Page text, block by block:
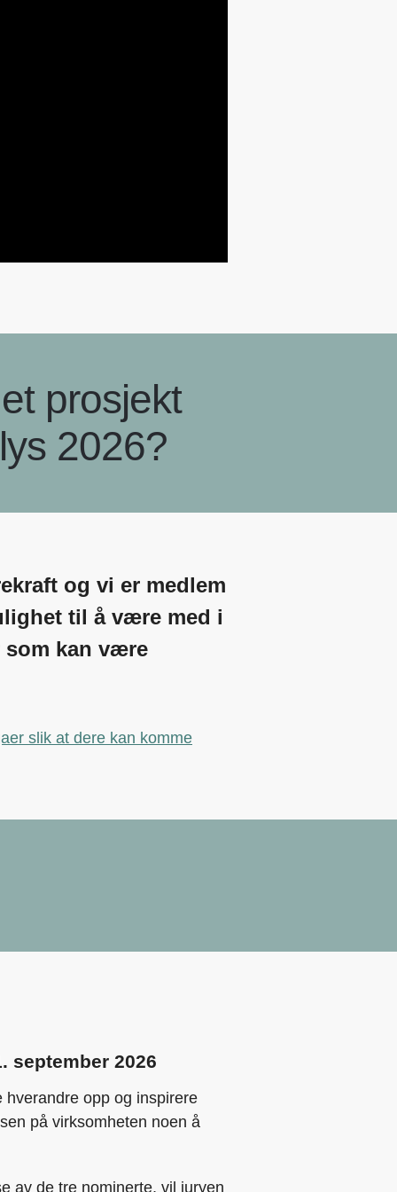
prosjekt
2026?
og vi er medlem
til å være med i
som kan være
slik at dere kan komme
september 2026
opp og inspirere
på virksomheten noen å
av de tre nominerte, vil juryen